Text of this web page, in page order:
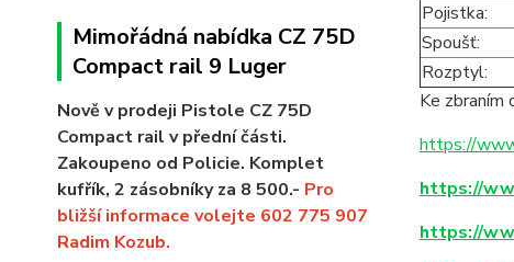
Mimořádná nabídka CZ 75D
Compact rail 9 Luger
Nově v prodeji Pistole CZ 75D
Compact rail v přední části.
Zakoupeno od Policie. Komplet
kufřík, 2 zásobníky za 8 500.- Pro
bližší informace volejte 602 775 907
Radim Kozub.
Pojistka:
Spoušť:
Rozptyl:
Ke zbraním
https://
https://
https://